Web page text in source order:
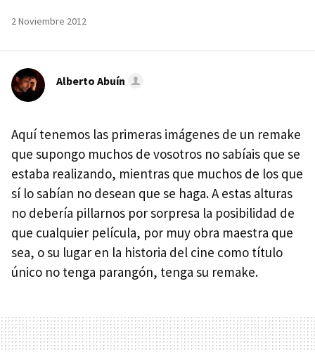
2 Noviembre 2012
Alberto Abuín
Aquí tenemos las primeras imágenes de un remake
que supongo muchos de vosotros no sabíais que se
estaba realizando, mientras que muchos de los que
sí lo sabían no desean que se haga. A estas alturas
no debería pillarnos por sorpresa la posibilidad de
que cualquier película, por muy obra maestra que
sea, o su lugar en la historia del cine como título
único no tenga parangón, tenga su remake.